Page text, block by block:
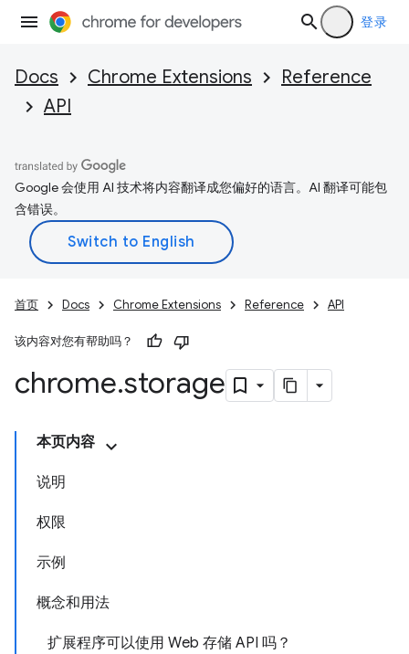
登录
Docs Chrome Extensions
Reference
API
Google 会使用 AI 技术将内容翻译成您偏好的语言。AI 翻译可能包
含错误。
首页 Docs Chrome Extensions Reference API
该内容对您有帮助吗？
chrome.storage
本页内容
说明
权限
示例
概念和用法
扩展程序可以使用 Web 存储 API 吗？